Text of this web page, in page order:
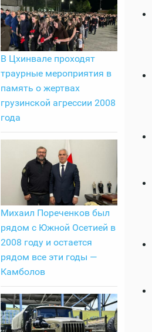
В Цхинвале проходят
траурные мероприятия в
память о жертвах
грузинской агрессии 2008
года
Михаил Пореченков был
рядом с Южной Осетией в
2008 году и остается
рядом все эти годы —
Камболов